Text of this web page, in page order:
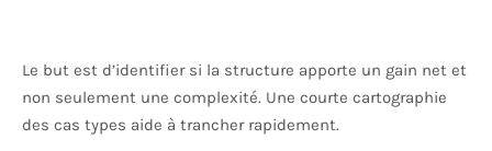
Le but est d’identifier si la structure apporte un gain net et
non seulement une complexité. Une courte cartographie
des cas types aide à trancher rapidement.